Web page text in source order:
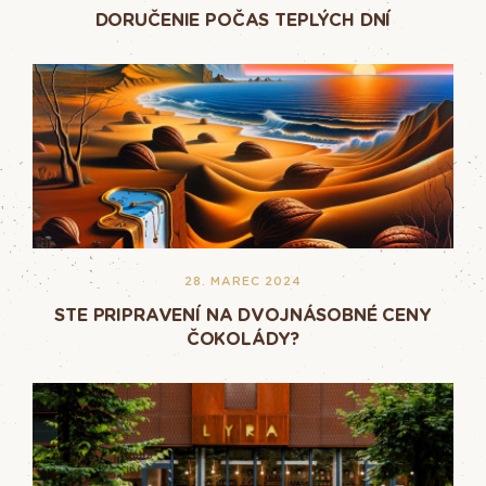
DORUČENIE POČAS TEPLÝCH DNÍ
28. MAREC 2024
STE PRIPRAVENÍ NA DVOJNÁSOBNÉ CENY
ČOKOLÁDY?